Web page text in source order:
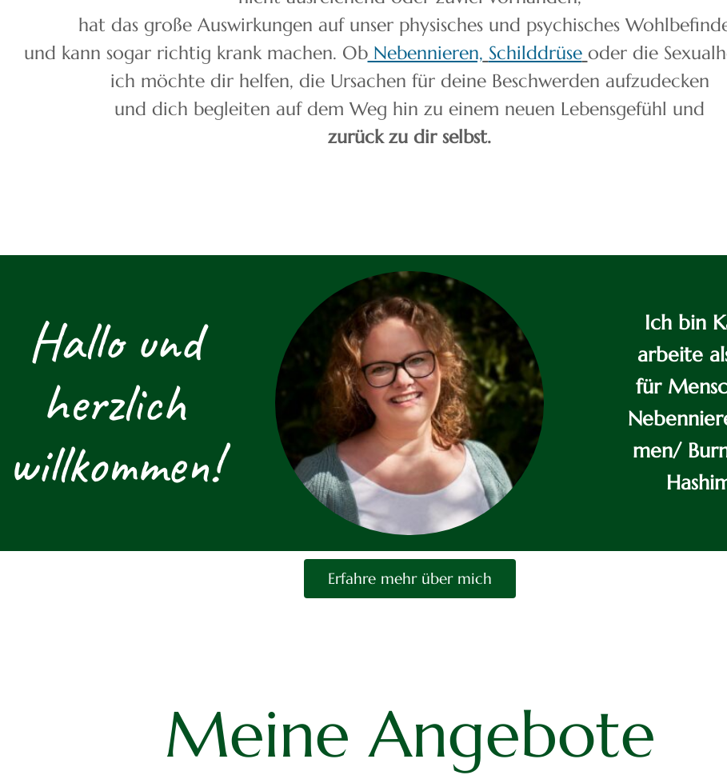
hat das große Auswirkungen auf unser physisches und psychisches
und kann sogar richtig krank machen. ObNebennieren, Schilddrüse oder die
ich möchte dir helfen, die Ursachen für deine Beschwerden aufzudecken
und dich begleiten auf dem Weg hin zu einem neuen Lebensgefühl und
zurück zu dir selbst.
Hallo und
herzlich
willkommen!
Ich bin
arbeite
für
men/
Erfahre mehr über mich
Meine Angebote